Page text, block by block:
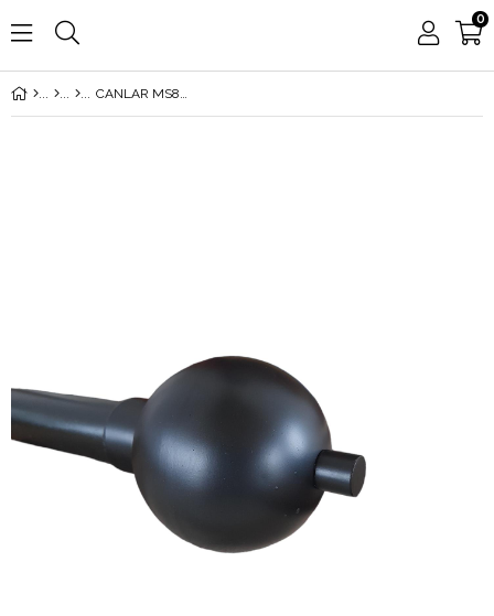
0
CANLAR MS8001 METAL BAŞLIK RUSTİK